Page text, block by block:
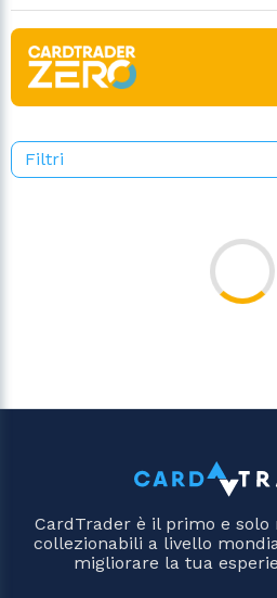
Filtri
CardTrader è il primo e
collezionabili a livello
migliorare la tua